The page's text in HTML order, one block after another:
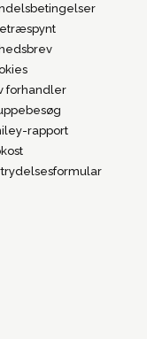
forhandler
rapport